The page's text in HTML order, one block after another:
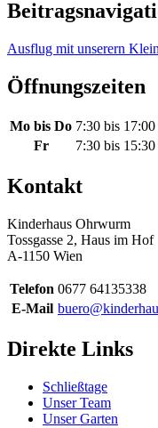
Ausflug mit unserern
Öffnungszeiten
Mo bis Do 7:30 bis
Fr
7:30 bis
Kontakt
Kinderhaus Ohrwurm
Tossgasse 2, Haus im Hof
A-1150 Wien
Telefon 0677 64135338
E-Mail
Direkte Links
Schließtage
Unser Team
Unser Garten